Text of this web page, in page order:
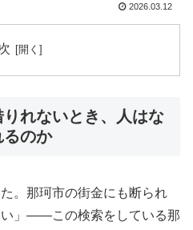
2026.03.12
れないとき、人はな
るのか
。那珂市の街金にも断られ
い」——この検索をしている那